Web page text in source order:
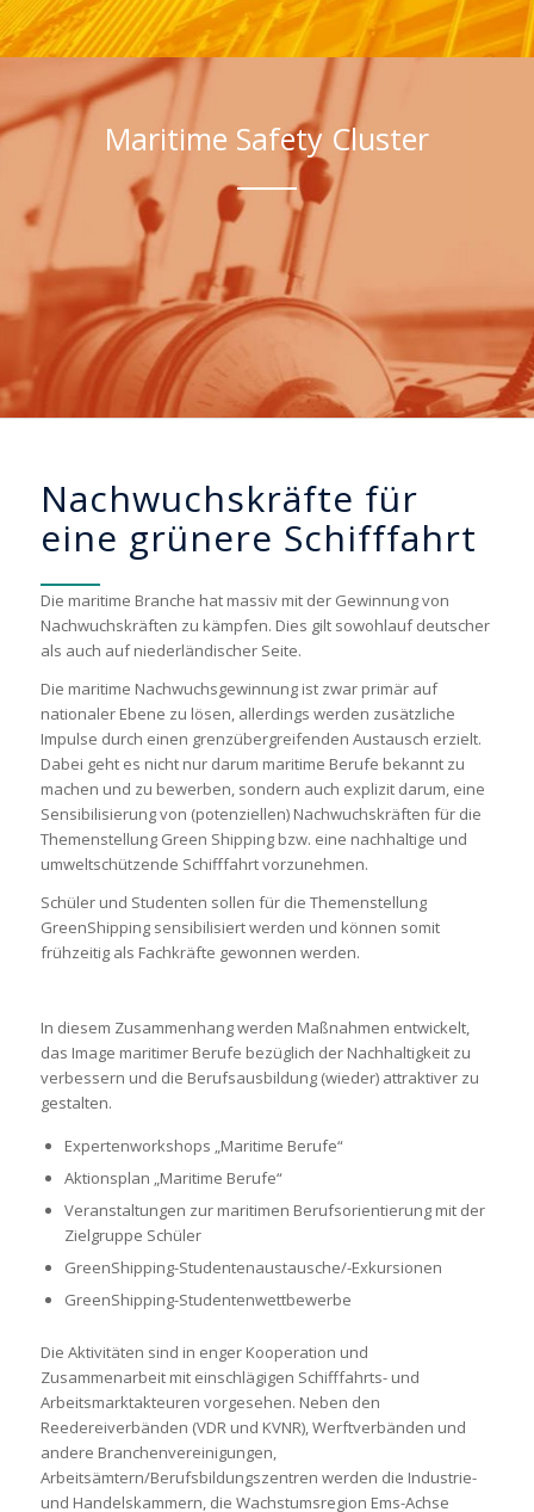
Maritime Safety Cluster
Nachwuchskräfte für
eine grünere Schifffahrt
Die maritime Branche hat massiv mit der Gewinnung von
Nachwuchskräften zu kämpfen. Dies gilt sowohlauf deutscher
als auch auf niederländischer Seite.
Die maritime Nachwuchsgewinnung ist zwar primär auf
nationaler Ebene zu lösen, allerdings werden zusätzliche
Impulse durch einen grenzübergreifenden Austausch erzielt.
Dabei geht es nicht nur darum maritime Berufe bekannt zu
machen und zu bewerben, sondern auch explizit darum, eine
Sensibilisierung von (potenziellen) Nachwuchskräften für die
Themenstellung Green Shipping bzw. eine nachhaltige und
umweltschützende Schifffahrt vorzunehmen.
Schüler und Studenten sollen für die Themenstellung
GreenShipping sensibilisiert werden und können somit
frühzeitig als Fachkräfte gewonnen werden.
In diesem Zusammenhang werden Maßnahmen entwickelt,
das Image maritimer Berufe bezüglich der Nachhaltigkeit zu
verbessern und die Berufsausbildung (wieder) attraktiver zu
gestalten.
Expertenworkshops „Maritime Berufe“
Aktionsplan „Maritime Berufe“
Veranstaltungen zur maritimen Berufsorientierung mit der
Zielgruppe Schüler
GreenShipping-Studentenaustausche/-Exkursionen
GreenShipping-Studentenwettbewerbe
Die Aktivitäten sind in enger Kooperation und
Zusammenarbeit mit einschlägigen Schifffahrts- und
Arbeitsmarktakteuren vorgesehen. Neben den
Reedereiverbänden (VDR und KVNR), Werftverbänden und
andere Branchenvereinigungen,
Arbeitsämtern/Berufsbildungszentren werden die Industrie-
und Handelskammern, die Wachstumsregion Ems-Achse